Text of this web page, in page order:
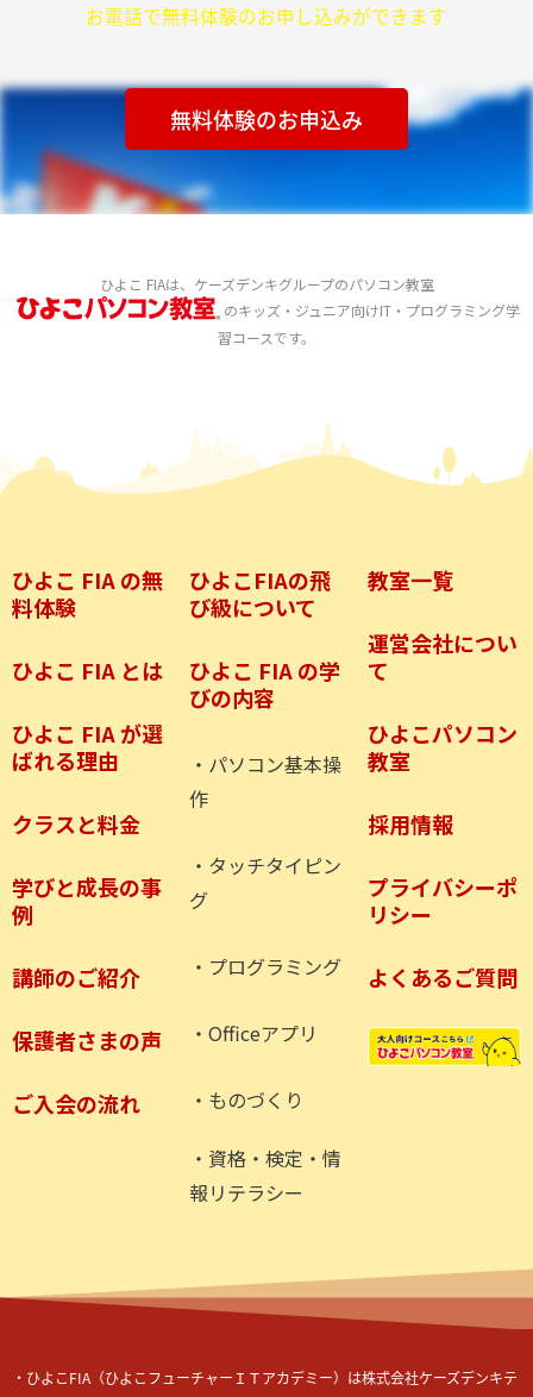
お電話で無料体験のお申し込みができます
無料体験のお申込み
ひよこ FIAは、ケーズデンキグループのパソコン教室
のキッズ・ジュニア向けIT・プログラミング学
習コースです。
ひよこ FIA の無
料体験
ひよこ FIA とは
ひよこ FIA が選
ばれる理由
クラスと料金
学びと成長の事
例
講師のご紹介
保護者さまの声
ご入会の流れ
ひよこFIAの飛
び級について
ひよこ FIA の学
びの内容
・パソコン基本操
作
・タッチタイピン
グ
・プログラミング
・Officeアプリ
・ものづくり
・資格・検定・情
報リテラシー
教室一覧
運営会社につい
て
ひよこパソコン
教室
採用情報
プライバシーポ
リシー
よくあるご質問
・ひよこFIA （ひよこフューチャーＩＴアカデミー） は株式会社ケーズデンキテ